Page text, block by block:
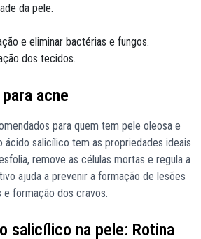
da pele.
e eliminar bactérias e fungos.
dos tecidos.
acne
para quem tem pele oleosa e
ácido salicílico tem as propriedades ideais
remove as células mortas e regula a
ajuda a prevenir a formação de lesões
e formação dos cravos.
salicílico na pele: Rotina